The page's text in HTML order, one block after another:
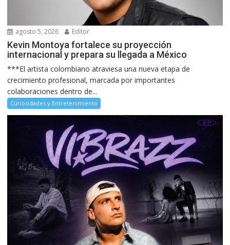
agosto 5, 2026 Editor
Kevin Montoya fortalece su proyección
internacional y prepara su llegada a México
***El artista colombiano atraviesa una nueva etapa de
crecimiento profesional, marcada por importantes
colaboraciones dentro de...
Curiosidades y Entretenimiento